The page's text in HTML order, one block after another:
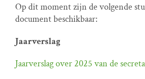
Op dit moment zijn de volgende
document beschikbaar:
Jaarverslag
Jaarverslag over 2025 van de